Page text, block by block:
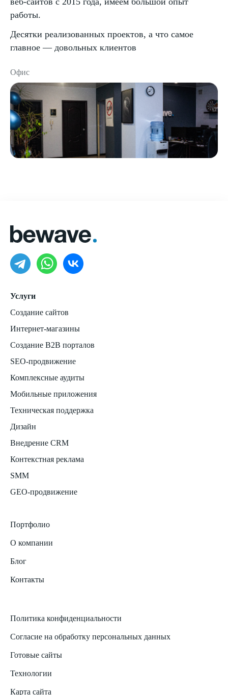
работы.
Десятки реализованных проектов, а что самое
главное — довольных клиентов
Офис
Услуги
Создание сайтов
Интернет-магазины
Создание B2B порталов
SEO-продвижение
Комплексные аудиты
Мобильные приложения
Техническая поддержка
Дизайн
Внедрение CRM
Контекстная реклама
SMM
GEO-продвижение
Портфолио
О компании
Блог
Контакты
Политика конфиденциальности
Согласие на обработку персональных данных
Готовые сайты
Технологии
Карта сайта